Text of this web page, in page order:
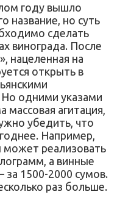
году вышло
название, но суть
сделать
винограда. После
нацеленная на
открыть в
Но одними указами
агитация,
убедить, что
Например,
может реализовать
а винные
за 1500-2000 сумов.
раз больше.